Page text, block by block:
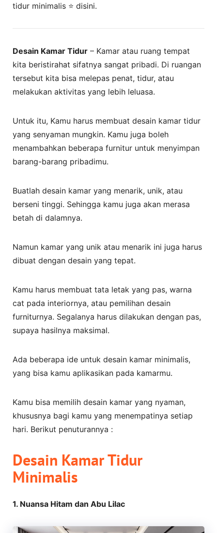
tidur minimalis ⭐ disini.
Desain Kamar Tidur – Kamar atau ruang tempat
kita beristirahat sifatnya sangat pribadi. Di ruangan
tersebut kita bisa melepas penat, tidur, atau
melakukan aktivitas yang lebih leluasa.
Untuk itu, Kamu harus membuat desain kamar tidur
yang senyaman mungkin. Kamu juga boleh
menambahkan beberapa furnitur untuk menyimpan
barang-barang pribadimu.
Buatlah desain kamar yang menarik, unik, atau
berseni tinggi. Sehingga kamu juga akan merasa
betah di dalamnya.
Namun kamar yang unik atau menarik ini juga harus
dibuat dengan desain yang tepat.
Kamu harus membuat tata letak yang pas, warna
cat pada interiornya, atau pemilihan desain
furniturnya. Segalanya harus dilakukan dengan pas,
supaya hasilnya maksimal.
Ada beberapa ide untuk desain kamar minimalis,
yang bisa kamu aplikasikan pada kamarmu.
Kamu bisa memilih desain kamar yang nyaman,
khususnya bagi kamu yang menempatinya setiap
hari. Berikut penuturannya :
Desain Kamar Tidur
Minimalis
1. Nuansa Hitam dan Abu Lilac